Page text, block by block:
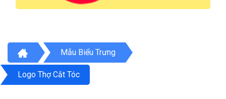
Mẫu Biểu Trưng
Logo Thợ Cắt Tóc